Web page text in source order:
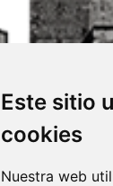
Este sitio
cookies
Nuestra web